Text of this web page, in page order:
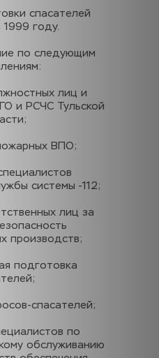
спасателей
1999 году.
по следующим
лиц и
и РСЧС Тульской
ВПО;
системы -112;
лиц за
производств;
подготовка
спасателей;
по
обслуживанию